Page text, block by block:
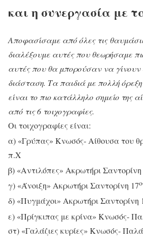
και η συνεργασία με
Αποφασίσαμε από όλες τις
διαλέξουμε αυτές που θεωρήσαμε
αυτές που θα μπορούσαν να γίνουν
διάσταση. Τα παιδιά με πολλή
είναι το πιο κατάλληλο σημείο της
από τις 6 τοιχογραφίες.
Οι τοιχογραφίες είναι:
α) «Γρύπας» Κνωσός- Αίθουσα του
π.Χ
β) «Αντιλόπες» Ακρωτήρι Σαντορίνη
γ) «Άνοιξη» Ακρωτήρι Σαντορίνη 17
δ) «Πυγμάχοι» Ακρωτήρι Σαντορίνη
ε) «Πρίγκιπας με κρίνα» Κνωσός-
στ) «Γαλάζιες κυρίες» Κνωσός-